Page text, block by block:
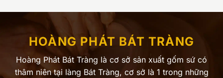
7.950.000 ₫.
HOÀNG PHÁT BÁT TRÀNG
Hoàng Phát Bát Tràng là cơ sở sản xuất gốm sứ có
thâm niên tại làng Bát Tràng, cơ sở là 1 trong những